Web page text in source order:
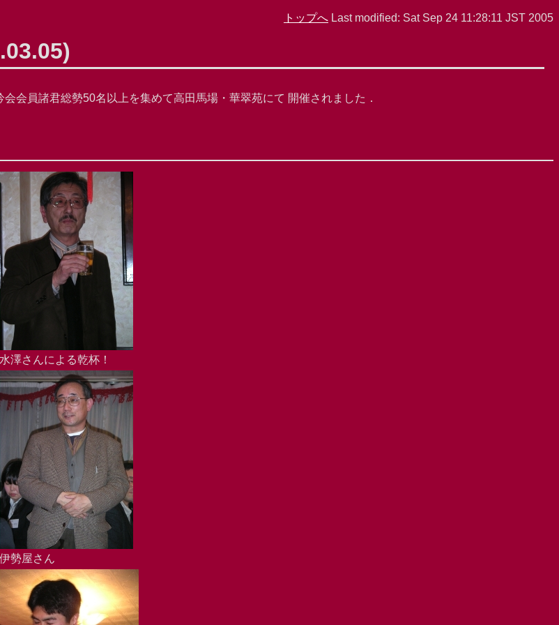
トップへ Last modified: Sat Sep 24 11:28:11 JST 2005
会員諸君総勢50名以上を集めて高田馬場・華翠苑にて 開催されました．
水澤さんによる乾杯！
伊勢屋さん